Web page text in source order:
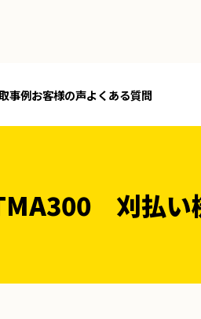
事例お客様の声よくある質問
刈払い